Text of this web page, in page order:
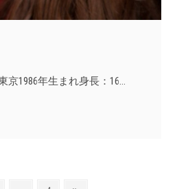
1986年生まれ身長：16…